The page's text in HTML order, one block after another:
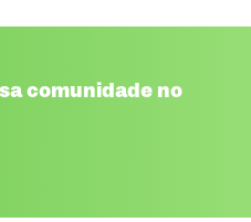
comunidade no